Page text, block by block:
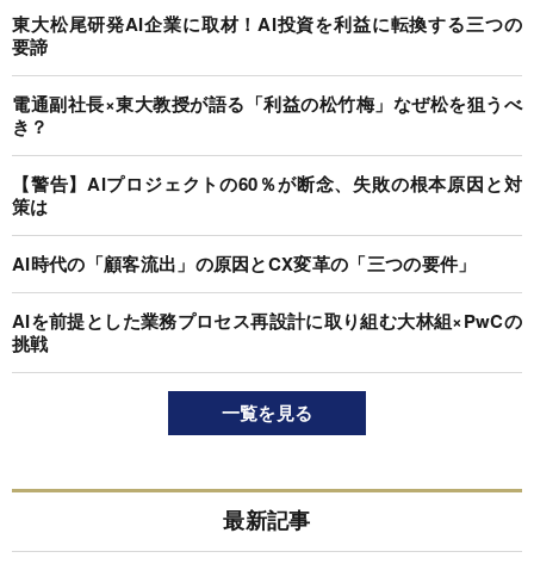
東大松尾研発AI企業に取材！AI投資を利益に転換する三つの
要諦
電通副社長×東大教授が語る「利益の松竹梅」なぜ松を狙うべ
き？
【警告】AIプロジェクトの60％が断念、失敗の根本原因と対
策は
AI時代の「顧客流出」の原因とCX変革の「三つの要件」
AIを前提とした業務プロセス再設計に取り組む大林組×PwCの
挑戦
一覧を見る
最新記事